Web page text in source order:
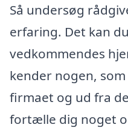
Så undersøg
erfaring. Det kan
vedkommendes
kender nogen,
firmaet og ud fra
fortælle dig noget